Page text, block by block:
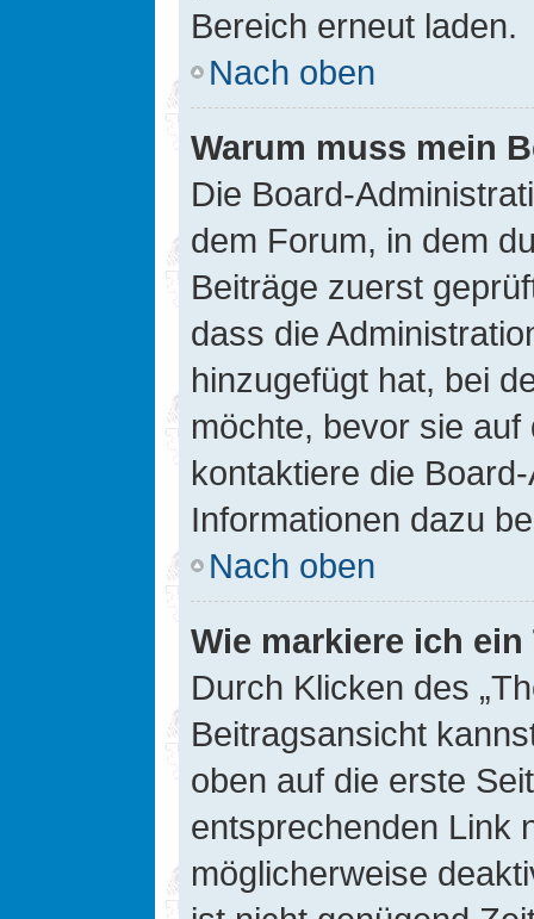
Bereich erneut laden.
Nach oben
Warum muss mein
Die Board-
dem Forum, in dem
Beiträge zuerst
dass die
hinzugefügt hat, bei
möchte, bevor sie
kontaktiere die
Informationen dazu
Nach oben
Wie markiere ich
Durch Klicken des
Beitragsansicht
oben auf die erste
entsprechenden Link
möglicherweise